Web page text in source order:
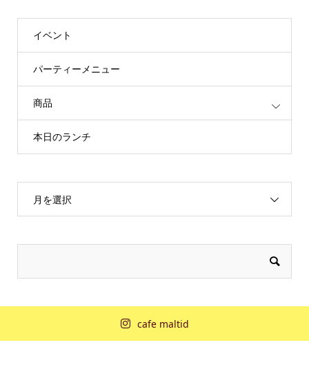
イベント
パーティーメニュー
商品
本日のランチ
月を選択
cafe maltid